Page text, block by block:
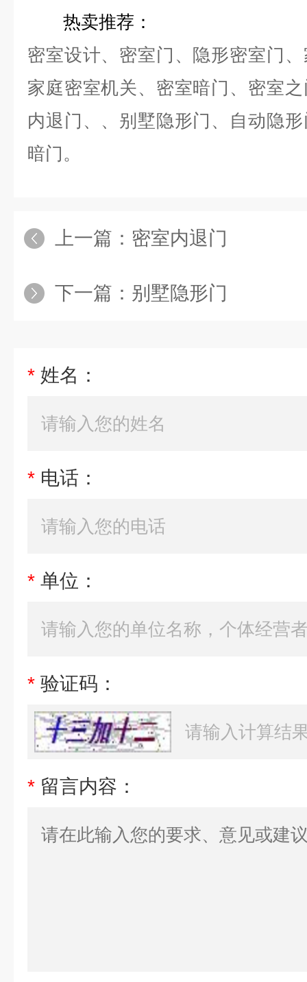
热卖推荐：
密室设计、密室门、隐形密室门
家庭密室机关、密室暗门、密室
内退门、、别墅隐形门、自动隐
暗门。
上一篇： 密室内退门
下一篇： 别墅隐形门
* 姓名：
* 电话：
* 单位：
* 验证码：
* 留言内容：